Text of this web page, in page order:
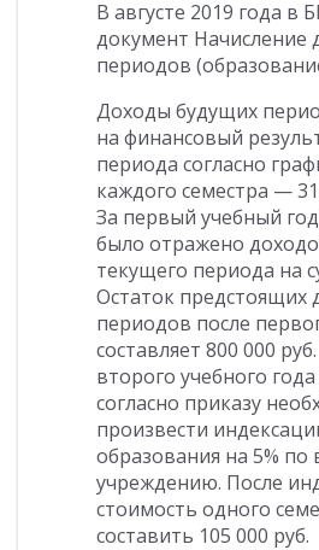
В августе 2019 года в
документ Начисление
периодов
Доходы будущих
на финансовый
периода согласно
каждого семестра —
За первый учебный
было отражено
текущего периода на
Остаток предстоящих
периодов после
составляет 800 000
второго учебного
согласно приказу
произвести
образования на 5% по
учреждению. После
стоимость одного
составить 105 000 руб.